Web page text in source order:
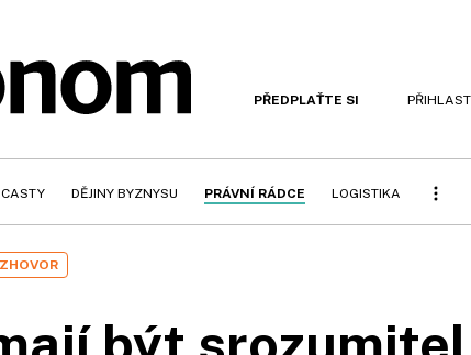
PŘEDPLAŤTE SI
DĚJINY BYZNYSU PRÁVNÍ RÁDCE LOGISTIKA